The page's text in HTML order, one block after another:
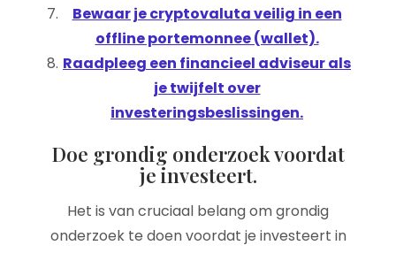
Bewaar je cryptovaluta veilig in een
offline portemonnee (wallet).
Raadpleeg een financieel adviseur als
je twijfelt over
investeringsbeslissingen.
Doe grondig onderzoek voordat
je investeert.
Het is van cruciaal belang om grondig
onderzoek te doen voordat je investeert in